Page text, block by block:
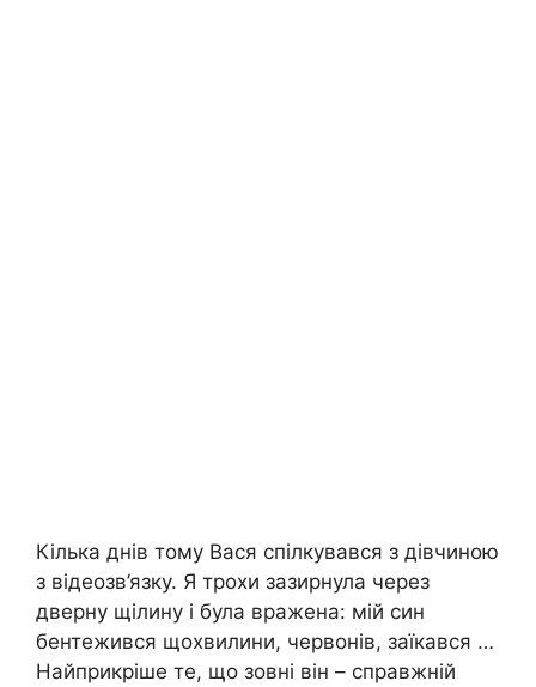
Кілька днів тому Вася спілкувався з дівчиною
з відеозв’язку. Я трохи зазирнула через
дверну щілину і була вражена: мій син
бентежився щохвилини, червонів, заїкався …
Найприкріше те, що зовні він – справжній